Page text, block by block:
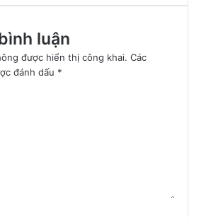
luận
được hiển thị công khai. Các
đánh dấu *